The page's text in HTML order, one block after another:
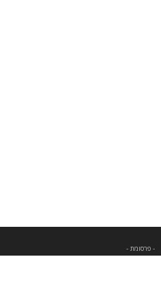
- פרסומת -